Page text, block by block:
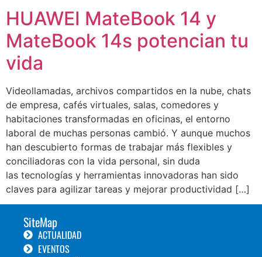
HUAWEI MateBook 14 y
MateBook 14s potencian tu
vida
Videollamadas, archivos compartidos en la nube, chats
de empresa, cafés virtuales, salas, comedores y
habitaciones transformadas en oficinas, el entorno
laboral de muchas personas cambió. Y aunque muchos
han descubierto formas de trabajar más flexibles y
conciliadoras con la vida personal, sin duda
las tecnologías y herramientas innovadoras han sido
claves para agilizar tareas y mejorar productividad […]
SiteMap
ACTUALIDAD
EVENTOS